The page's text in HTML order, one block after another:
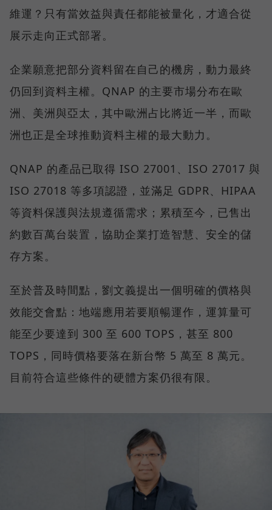
維運？只有當效益與責任都能被量化，才適合從
展示走向正式部署。
企業願意把部分資料留在自己的機房，動力最終
仍回到資料主權。QNAP 的主要市場分布在歐
洲、美洲與亞太，其中歐洲占比將近一半，而歐
洲也正是全球推動資料主權的最大動力。
QNAP 的產品已取得 ISO 27001、ISO 27017 與
ISO 27018 等多項認證，並滿足 GDPR、HIPAA
等資料保護與法規遵循需求；累積至今，已售出
約數百萬台裝置，協助企業打造智慧、安全的儲
存方案。
至於普及時間點，劉文義提出一個明確的價格與
效能交會點：地端應用若要順暢運作，運算量可
能至少要達到 300 至 600 TOPS，甚至 800
TOPS，同時價格要落在新台幣 5 萬至 8 萬元。
目前符合這些條件的硬體方案仍很有限。